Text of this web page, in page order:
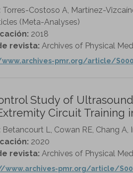
Torres-Costoso A, Martínez-
(Meta-Analyses)
2018
revista: Archives of Physical
pmr.org/article/
Study of
Circuit Training
Betancourt L, Cowan RE, Chang A,
2020
revista: Archives of Physical
www.archives-pmr.org/article/